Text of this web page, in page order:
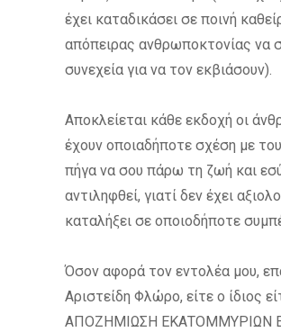
έχει καταδικάσει σε ποινή
απόπειρας ανθρωποκτονίας να
συνεχεία για να τον εκβιάσουν).
Αποκλείεται κάθε εκδοχή οι
έχουν οποιαδήποτε σχέση με
πήγα να σου πάρω τη ζωή και
αντιληφθεί, γιατί δεν έχει
καταλήξει σε οποιοδήποτε
Όσον αφορά τον εντολέα μου,
Αριστείδη Φλώρο, είτε ο
ΑΠΟΖΗΜΙΩΣΗ ΕΚΑΤΟΜΜΥΡΙΩΝ